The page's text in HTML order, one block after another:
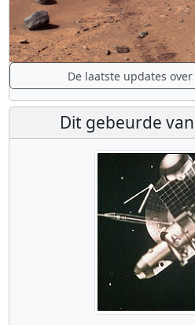
De laatste updates
Dit gebeurde